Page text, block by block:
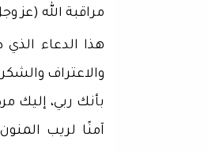
مراقبة الله (عز
هذا الدعاء
والاعتراف
بأنك ربي، إليك
آمنًا لريب